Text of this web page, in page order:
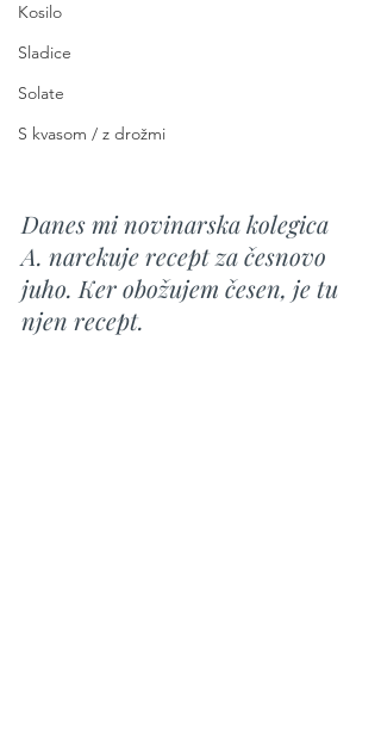
Kosilo
Sladice
Solate
S kvasom / z drožmi
Danes mi novinarska kolegica
A. narekuje recept za česnovo
juho. Ker obožujem česen, je tu
njen recept.